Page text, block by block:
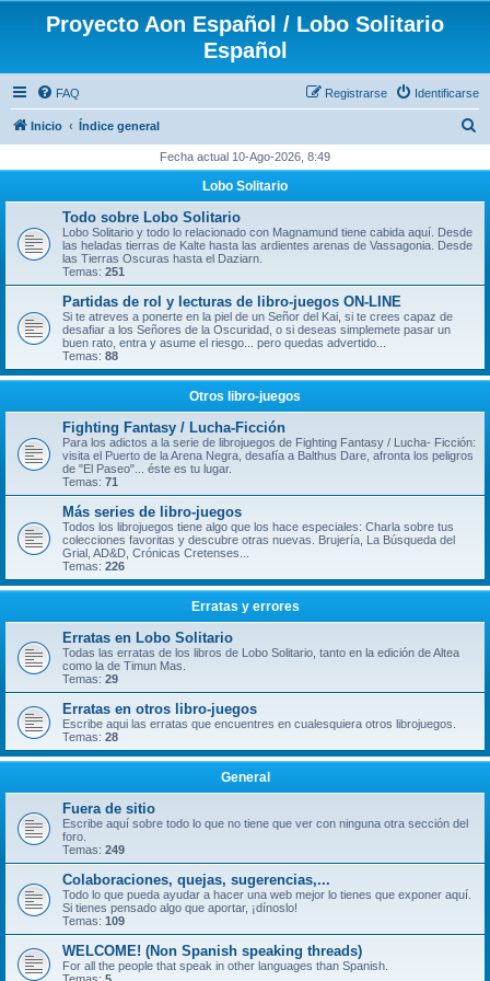
Proyecto Aon Español / Lobo Solitario
Español
FAQ Identificarse
Registrarse
Inicio Índice general
c
Fecha actual 10-Ago-2026, 8:49
Lobo Solitario
Todo sobre Lobo Solitario
Lobo Solitario y todo lo relacionado con Magnamund tiene cabida aquí. Desde
las heladas tierras de Kalte hasta las ardientes arenas de Vassagonia. Desde
las Tierras Oscuras hasta el Daziarn.
Temas: 251
Partidas de rol y lecturas de libro-juegos ON-LINE
Si te atreves a ponerte en la piel de un Señor del Kai, si te crees capaz de
desafiar a los Señores de la Oscuridad, o si deseas simplemete pasar un
buen rato, entra y asume el riesgo... pero quedas advertido...
Temas: 88
Otros libro-juegos
Fighting Fantasy / Lucha-Ficción
Para los adictos a la serie de librojuegos de Fighting Fantasy / Lucha- Ficción:
visita el Puerto de la Arena Negra, desafía a Balthus Dare, afronta los peligros
de "El Paseo"... éste es tu lugar.
Temas: 71
Más series de libro-juegos
Todos los librojuegos tiene algo que los hace especiales: Charla sobre tus
colecciones favoritas y descubre otras nuevas. Brujería, La Búsqueda del
Grial, AD&D, Crónicas Cretenses...
Temas: 226
Erratas y errores
Erratas en Lobo Solitario
Todas las erratas de los libros de Lobo Solitario, tanto en la edición de Altea
como la de Timun Mas.
Temas: 29
Erratas en otros libro-juegos
Escribe aqui las erratas que encuentres en cualesquiera otros librojuegos.
Temas: 28
General
Fuera de sitio
Escribe aquí sobre todo lo que no tiene que ver con ninguna otra sección del
foro.
Temas: 249
Colaboraciones, quejas, sugerencias,...
Todo lo que pueda ayudar a hacer una web mejor lo tienes que exponer aquí.
Si tienes pensado algo que aportar, ¡dínoslo!
Temas: 109
WELCOME! (Non Spanish speaking threads)
For all the people that speak in other languages than Spanish.